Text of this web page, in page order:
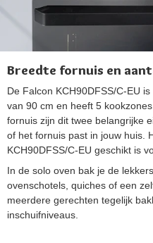
Breedte fornuis en
De Falcon KCH90DFSS/C-EU
van 90 cm en heeft 5
fornuis zijn dit twee belangrijke
of het fornuis past in jouw huis.
KCH90DFSS/C-EU geschikt is
In de solo oven bak je de
ovenschotels, quiches of een
meerdere gerechten tegelijk
inschuifniveaus.